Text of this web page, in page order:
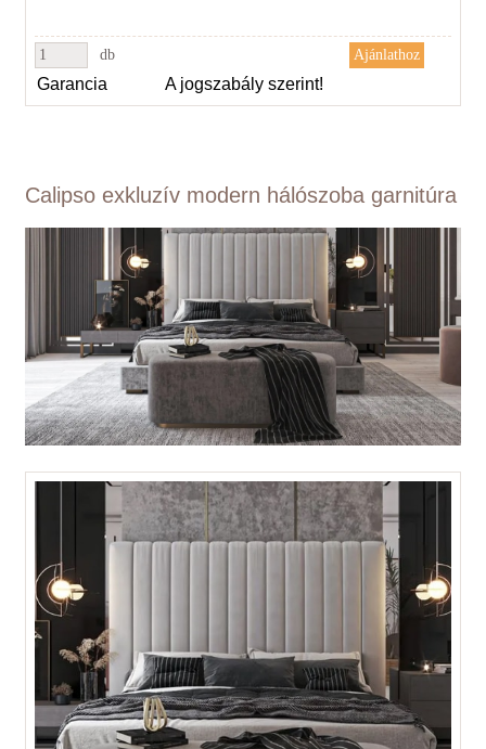
db
Garancia A jogszabály szerint!
Calipso exkluzív modern hálószoba garnitúra